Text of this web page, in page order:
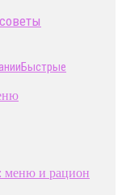
Быстрые